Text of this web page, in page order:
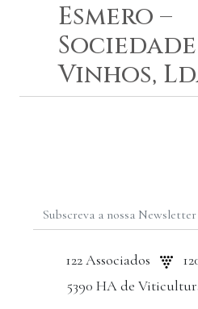
Esmero –
Vinhos,
122 Associados
5390 HA de